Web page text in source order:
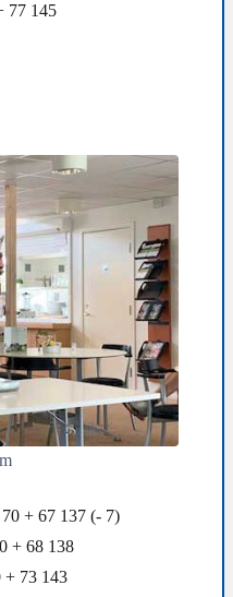
77 145
+ 67 137 (- 7)
+ 68 138
+ 73 143